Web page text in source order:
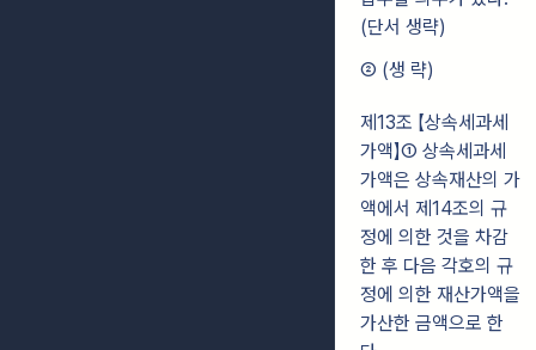
(단서 생략)
② (생 략)
제13조 【상속세과세
가액】① 상속세과세
가액은 상속재산의 가
액에서 제14조의 규
정에 의한 것을 차감
한 후 다음 각호의 규
정에 의한 재산가액을
가산한 금액으로 한